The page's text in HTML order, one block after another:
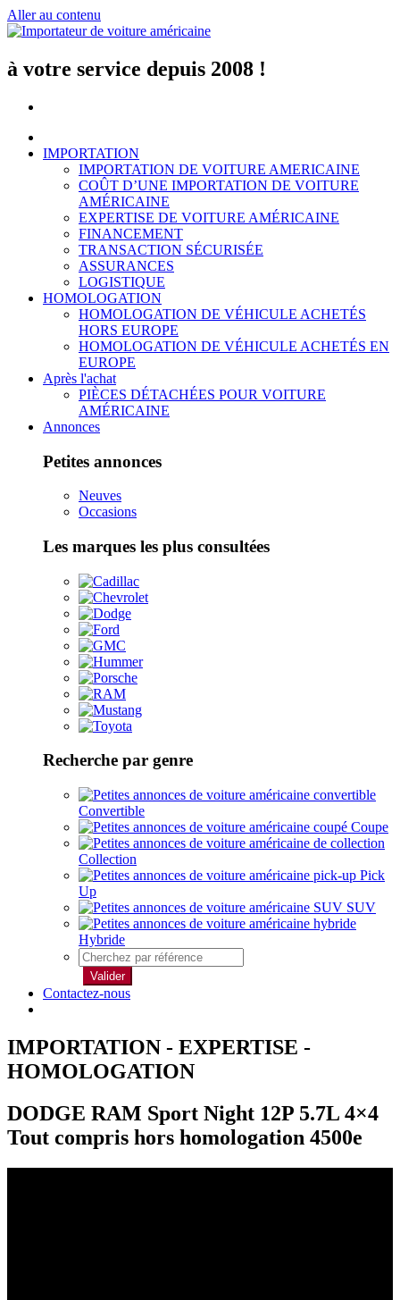
Aller au contenu
à votre service depuis 2008 !
IMPORTATION
IMPORTATION DE VOITURE AMERICAINE
COÛT D’UNE IMPORTATION DE VOITURE
AMÉRICAINE
EXPERTISE DE VOITURE AMÉRICAINE
FINANCEMENT
TRANSACTION SÉCURISÉE
ASSURANCES
LOGISTIQUE
HOMOLOGATION
HOMOLOGATION DE VÉHICULE ACHETÉS
HORS EUROPE
HOMOLOGATION DE VÉHICULE ACHETÉS EN
EUROPE
Après l'achat
PIÈCES DÉTACHÉES POUR VOITURE
AMÉRICAINE
Annonces
Petites annonces
Neuves
Occasions
Les marques les plus consultées
Recherche par genre
Convertible
Coupe
Collection
Pick
Up
SUV
Hybride
Valider
Contactez-nous
IMPORTATION - EXPERTISE -
HOMOLOGATION
DODGE RAM Sport Night 12P 5.7L 4×4
Tout compris hors homologation 4500e